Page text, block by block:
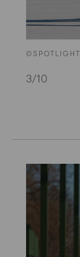
3/10